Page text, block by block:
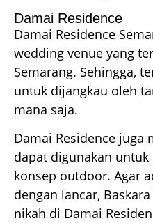
Damai Residence
Damai Residence
wedding venue yang
Semarang. Sehingga,
untuk dijangkau oleh
mana saja.
Damai Residence juga
dapat digunakan
konsep outdoor. Agar
dengan lancar,
nikah di Damai